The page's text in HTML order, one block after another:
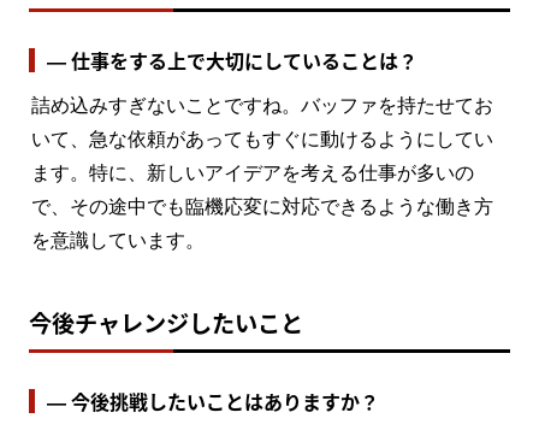
― 仕事をする上で大切にしていることは？
詰め込みすぎないことですね。バッファを持たせてお
いて、急な依頼があってもすぐに動けるようにしてい
ます。特に、新しいアイデアを考える仕事が多いの
で、その途中でも臨機応変に対応できるような働き方
を意識しています。
今後チャレンジしたいこと
― 今後挑戦したいことはありますか？